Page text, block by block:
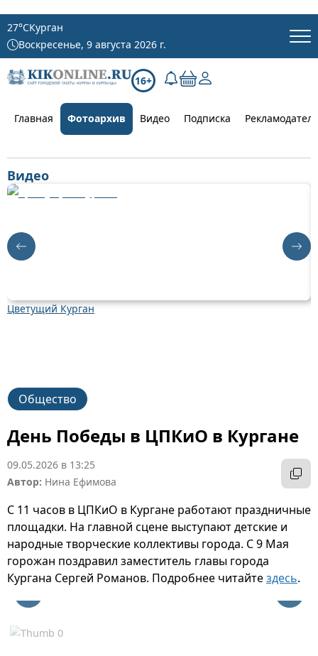
27°CКурган
Воскресенье, 9 августа 2026 г.
16+
Главная Фотоархив Видео Подписка
Видео
Цветущий Курган
Общество
День Победы в ЦПКиО в Кургане
09.05.2026 в 13:25
Автор: Нина Ефимова
С 11 часов в ЦПКиО в Кургане работают праздничные
площадки. На главной сцене выступают детские и
народные творческие коллективы города. С 9 Мая
горожан поздравил заместитель главы города
Кургана Сергей Романов. Подробнее читайтездесь.